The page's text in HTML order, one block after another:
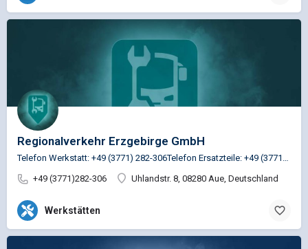
Regionalverkehr Erzgebirge GmbH
Telefon Werkstatt: +49 (3771) 282-306Telefon Ersatzteile: +49 (3771) 282-319
+49 (3771)282-306
Uhlandstr. 8, 08280 Aue, Deutschland
Werkstätten